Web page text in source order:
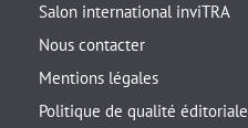
Salon international inviTRA
Nous contacter
Mentions légales
Politique de qualité éditoriale